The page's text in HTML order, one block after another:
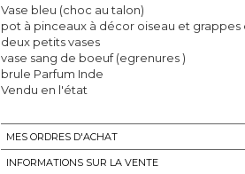
Vase bleu (choc au talon)
pot à pinceaux à décor oiseau et grappes
deux petits vases
vase sang de boeuf (egrenures )
brule Parfum Inde
Vendu en l'état
MES ORDRES D'ACHAT
INFORMATIONS SUR LA VENTE